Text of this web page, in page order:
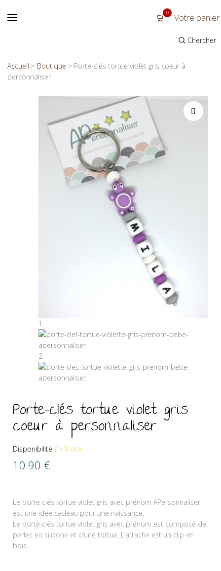
0 Votre panier
Chercher
Accueil > Boutique > Porte-clés tortue violet gris coeur à
personnaliser
Porte-clés tortue violet gris
coeur à personnaliser
Disponibilité En Stock
10.90 €
Le porte clés tortue violet gris avec prénom APersonnaliser
est une idée cadeau pour une naissance.
Le porte clés tortue violet gris avec prénom est composé de
perles en silicone et d’une tortue. L’attache est un clip en
bois.